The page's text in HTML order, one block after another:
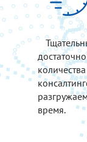
время.